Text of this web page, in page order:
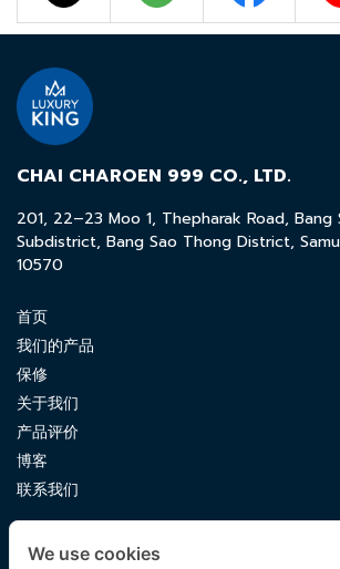
CHAI CHAROEN 999 CO., LTD.
201, 22–23 Moo 1, Thepharak Road, Bang
Subdistrict, Bang Sao Thong District,
10570
首页
我们的产品
保修
关于我们
产品评价
博客
联系我们
We use cookies